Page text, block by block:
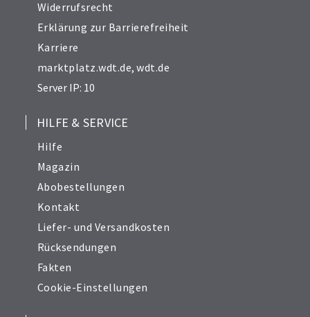
Widerrufsrecht
Erklärung zur Barrierefreiheit
Karriere
marktplatz.wdt.de,wdt.de
Server IP: 10
HILFE & SERVICE
Hilfe
Magazin
Abobestellungen
Kontakt
Liefer- und Versandkosten
Rücksendungen
Fakten
Cookie-Einstellungen